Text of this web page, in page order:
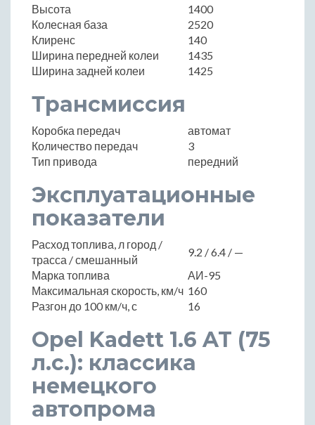
Высота
1400
Колесная база
2520
Клиренс
140
Ширина передней колеи
1435
Ширина задней колеи
1425
Трансмиссия
Коробка передач
автомат
Количество передач
3
Тип привода
передний
Эксплуатационные
показатели
Расход топлива, л город /
трасса / смешанный
9.2 / 6.4 / —
Марка топлива
АИ-95
Максимальная скорость, км/ч 160
Разгон до 100 км/ч, с
16
Opel Kadett 1.6 AT (75
л.с.): классика
немецкого
автопрома